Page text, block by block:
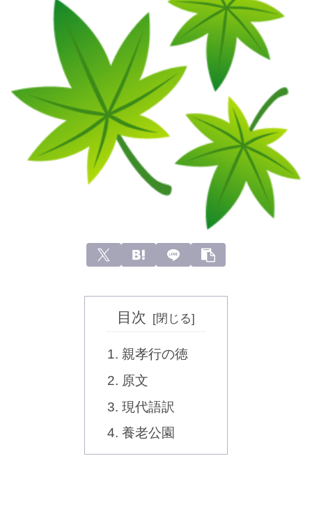
目次
親孝行の徳
原文
現代語訳
養老公園